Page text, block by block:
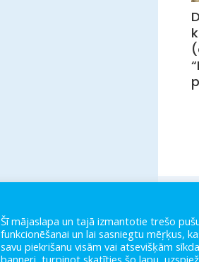
Šī mājaslapa un tajā izmantotie trešo
funkcionēšanai un lai sasniegtu mēŗķus,
savu piekrišanu visām vai atsevišķām